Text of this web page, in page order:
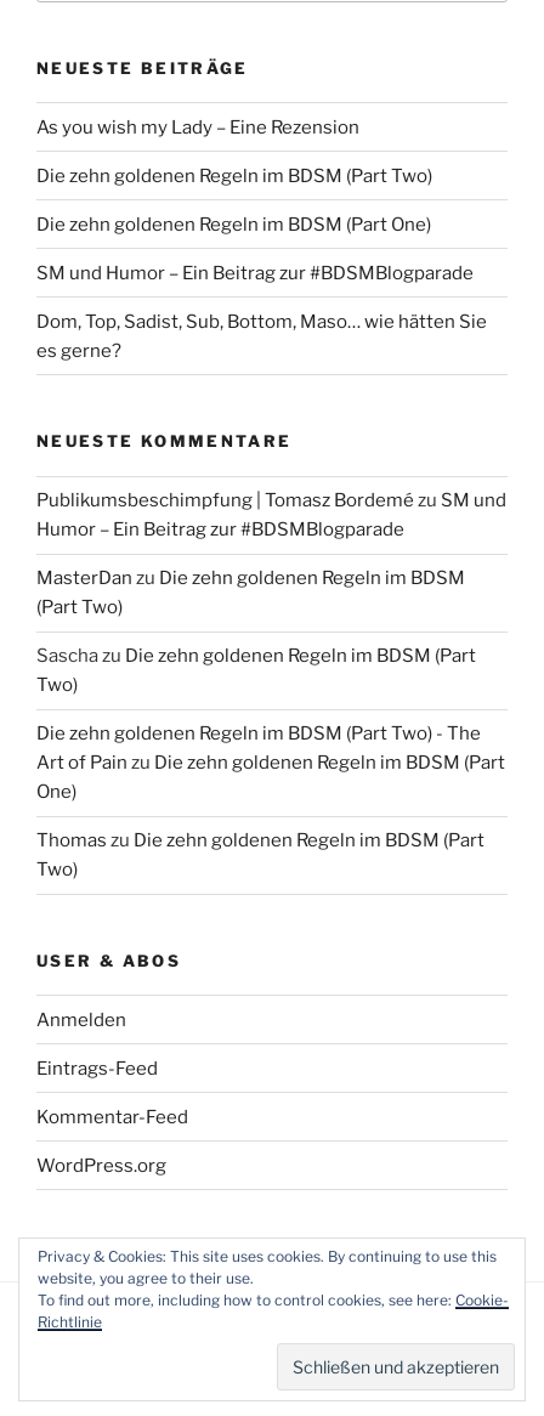
NEUESTE BEITRÄGE
As you wish my Lady – Eine Rezension
Die zehn goldenen Regeln im BDSM (Part Two)
Die zehn goldenen Regeln im BDSM (Part One)
SM und Humor – Ein Beitrag zur #BDSMBlogparade
Dom, Top, Sadist, Sub, Bottom, Maso… wie hätten Sie
es gerne?
NEUESTE KOMMENTARE
Publikumsbeschimpfung | Tomasz Bordemé zu SM und
Humor – Ein Beitrag zur #BDSMBlogparade
MasterDan zu Die zehn goldenen Regeln im BDSM
(Part Two)
Saschazu Die zehn goldenen Regeln im BDSM (Part
Two)
Die zehn goldenen Regeln im BDSM (Part Two) - The
Art of Pain zu Die zehn goldenen Regeln im BDSM (Part
One)
Thomas zu Die zehn goldenen Regeln im BDSM (Part
Two)
USER & ABOS
Anmelden
Eintrags-Feed
Kommentar-Feed
WordPress.org
Datenschutzerklärung
Privacy & Cookies: This site uses cookies. By continuing to use this
website, you agree to their use.
To find out more, including how to control cookies, see here: Cookie-
Richtlinie